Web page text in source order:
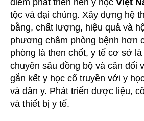
điểm phát triển nền y học Việt
tộc và đại chúng. Xây dựng hệ
bằng, chất lượng, hiệu quả và
phương châm phòng bệnh hơn
phòng là then chốt, y tế cơ sở
chuyên sâu đồng bộ và cân đối
gắn kết y học cổ truyền với y
và dân y. Phát triển dược liệu,
và thiết bị y tế.